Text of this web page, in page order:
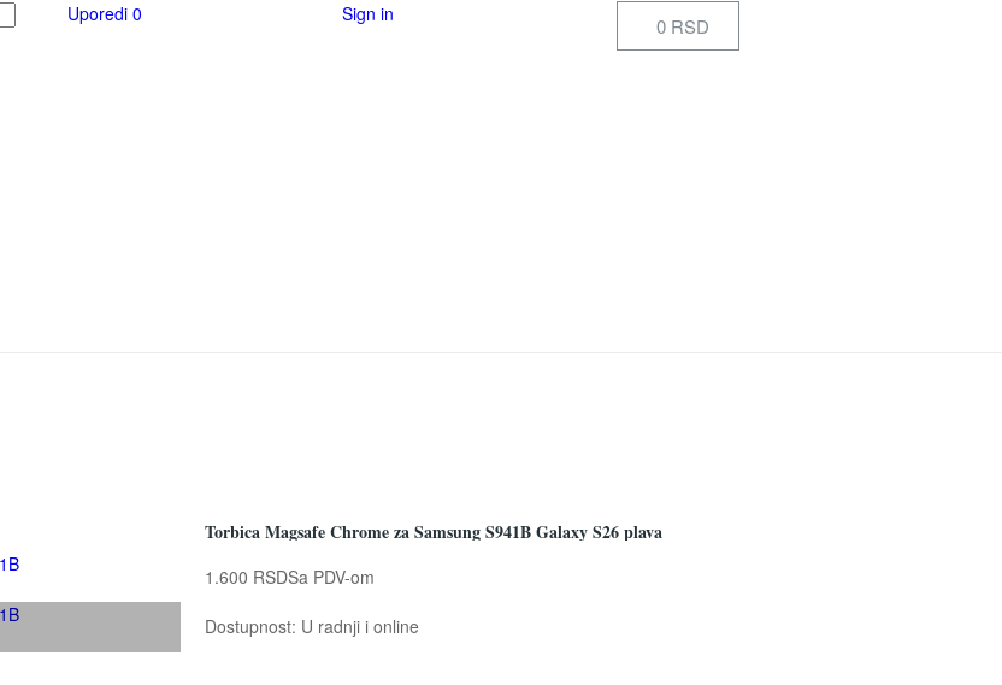
Uporedi 0 Sign in 0 RSD
Torbica Magsafe Chrome za Samsung S941B Galaxy S26 plava
1.600 RSDSa PDV-om
Dostupnost: U radnji i online